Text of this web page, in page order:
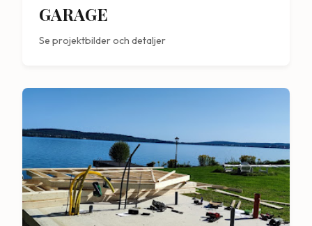
GARAGE
Se projektbilder och detaljer